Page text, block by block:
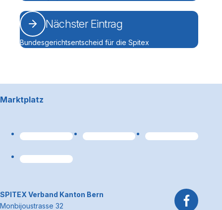
Nächster Eintrag
Bundesgerichtsentscheid für die Spitex
Marktplatz
~Kontaktinformationen
SPITEX Verband Kanton Bern
Monbijoustrasse 32